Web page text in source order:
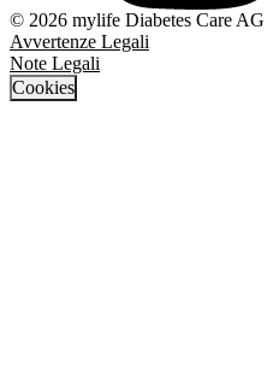
© 2026 mylife Diabetes Care AG
Avvertenze Legali
Note Legali
Cookies